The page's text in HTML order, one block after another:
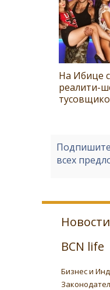
На Ибице
реалити-
всех
Новости
BCN life
Бизнес и